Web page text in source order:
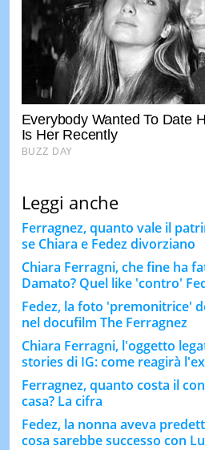
Leggi anche
Ferragnez, quanto vale il
se Chiara e Fedez divorziano
Chiara Ferragni, che fine ha
Damato? Quel like 'contro'
Fedez, la foto 'premonitrice'
nel docufilm The Ferragnez
Chiara Ferragni, l'oggetto
stories di IG: come reagirà
Ferragnez, quanto costa il
casa? La cifra
Fedez, la nonna aveva
cosa sarebbe successo con